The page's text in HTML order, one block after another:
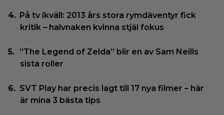
På tv ikväll: 2013 års stora rymdäventyr fick
kritik – halvnaken kvinna stjäl fokus
”The Legend of Zelda” blir en av Sam Neills
sista roller
SVT Play har precis lagt till 17 nya filmer – här
är mina 3 bästa tips